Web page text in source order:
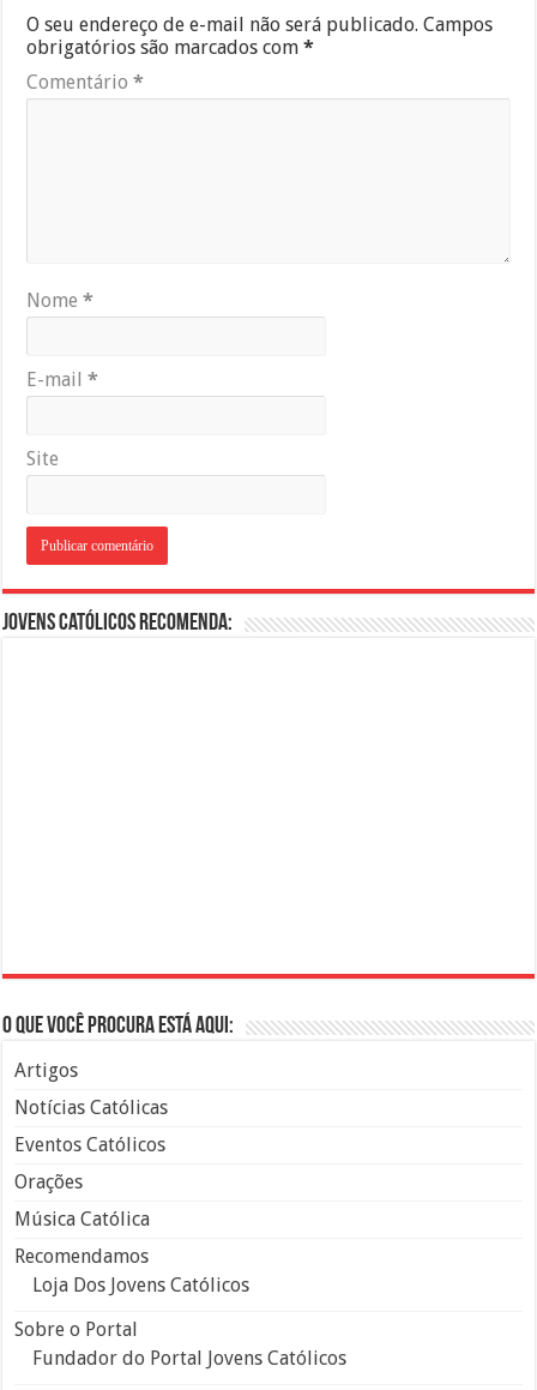
O seu endereço de e-mail não será publicado. Campos
obrigatórios são marcados com*
Comentário*
Nome*
E-mail*
Site
Jovens Católicos Recomenda:
O que você procura está aqui:
Artigos
Notícias Católicas
Eventos Católicos
Orações
Música Católica
Recomendamos
Loja Dos Jovens Católicos
Sobre o Portal
Fundador do Portal Jovens Católicos